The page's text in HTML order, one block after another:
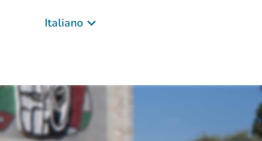
Italiano keyboard_arrow_down